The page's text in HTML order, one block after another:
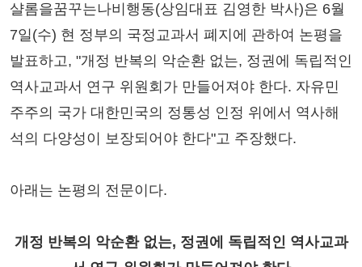
샬롬을꿈꾸는나비행동(상임대표 김영한 박사)은 6월
7일(수) 현 정부의 국정교과서 폐지에 관하여 논평을
발표하고, "개정 반복의 악순환 없는, 정권에 독립적인
역사교과서 연구 위원회가 만들어져야 한다. 자유민
주주의 국가 대한민국의 정통성 인정 위에서 역사해
석의 다양성이 보장되어야 한다"고 주장했다.
아래는 논평의 전문이다.
개정 반복의 악순환 없는, 정권에 독립적인 역사교과